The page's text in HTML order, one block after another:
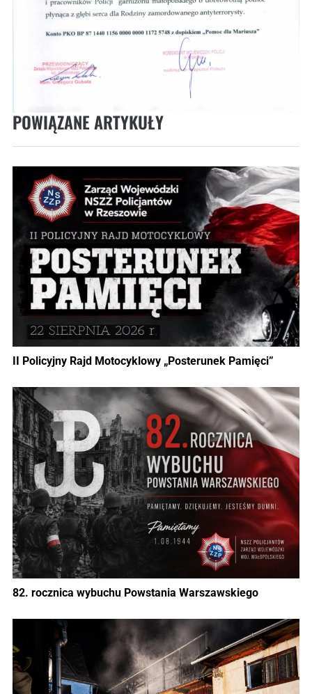
POWIĄZANE ARTYKUŁY
II Policyjny Rajd Motocyklowy „Posterunek Pamięci”
82. rocznica wybuchu Powstania Warszawskiego